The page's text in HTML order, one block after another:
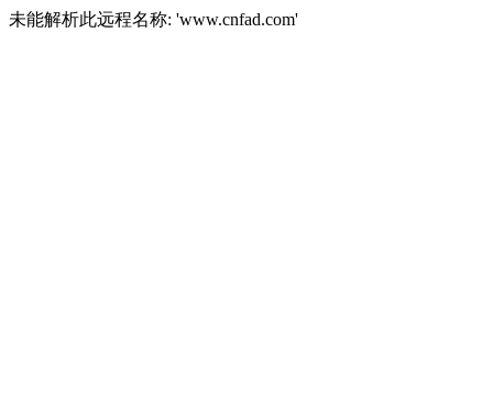
未能解析此远程名称: 'www.cnfad.com'